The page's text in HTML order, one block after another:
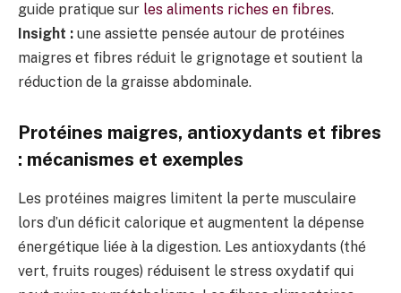
guide pratique sur les aliments riches en fibres.
Insight : une assiette pensée autour de protéines
maigres et fibres réduit le grignotage et soutient la
réduction de la graisse abdominale.
Protéines maigres, antioxydants et fibres
: mécanismes et exemples
Les protéines maigres limitent la perte musculaire
lors d’un déficit calorique et augmentent la dépense
énergétique liée à la digestion. Les antioxydants (thé
vert, fruits rouges) réduisent le stress oxydatif qui